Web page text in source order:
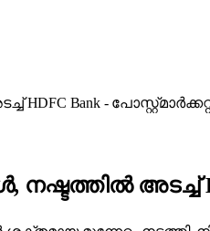
Bank - പോസ്റ്റ്മാർക്കറ്റ്
അടച്ച്